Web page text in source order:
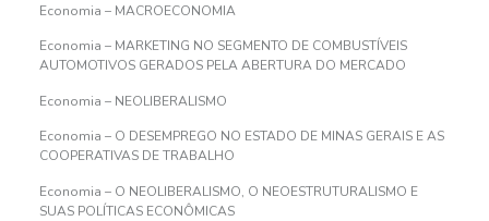
Economia – MACROECONOMIA
Economia – MARKETING NO SEGMENTO DE COMBUSTÍVEIS
AUTOMOTIVOS GERADOS PELA ABERTURA DO MERCADO
Economia – NEOLIBERALISMO
Economia – O DESEMPREGO NO ESTADO DE MINAS GERAIS E AS
COOPERATIVAS DE TRABALHO
Economia – O NEOLIBERALISMO, O NEOESTRUTURALISMO E
SUAS POLÍTICAS ECONÔMICAS